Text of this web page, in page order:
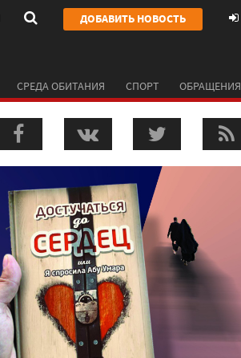
ДОБАВИТЬ НОВОСТЬ
СРЕДА ОБИТАНИЯ СПОРТ ОБРАЩЕНИЯ